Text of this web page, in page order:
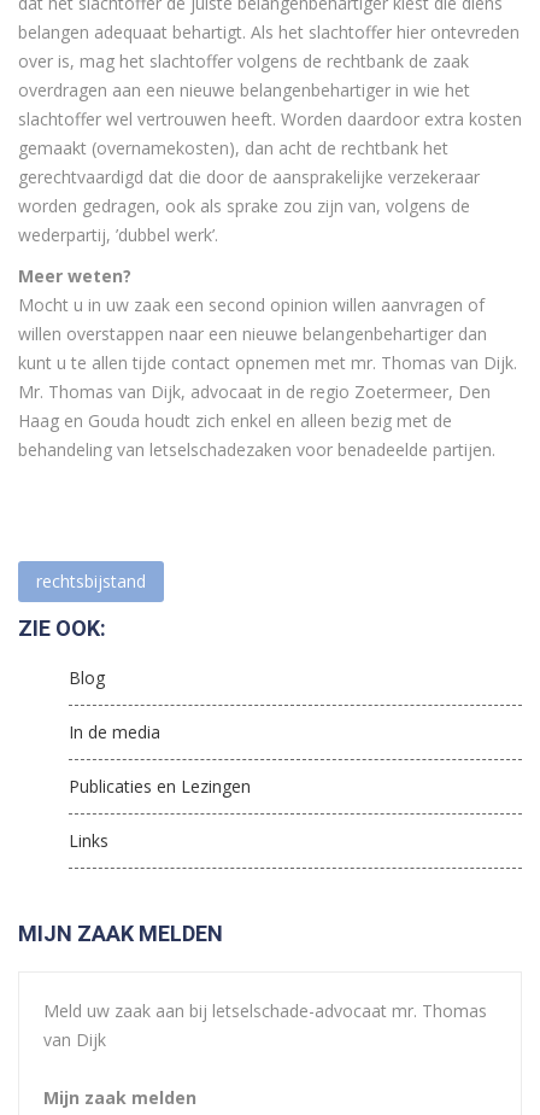
belangen adequaat behartigt. Als het slachtoffer hier ontevreden
over is, mag het slachtoffer volgens de rechtbank de zaak
overdragen aan een nieuwe belangenbehartiger in wie het
slachtoffer wel vertrouwen heeft. Worden daardoor extra kosten
gemaakt (overnamekosten), dan acht de rechtbank het
gerechtvaardigd dat die door de aansprakelijke verzekeraar
worden gedragen, ook als sprake zou zijn van, volgens de
wederpartij, ’dubbel werk’.
Meer weten?
Mocht u in uw zaak een second opinion willen aanvragen of
willen overstappen naar een nieuwe belangenbehartiger dan
kunt u te allen tijde contact opnemen met mr. Thomas van Dijk.
Mr. Thomas van Dijk, advocaat in de regio Zoetermeer, Den
Haag en Gouda houdt zich enkel en alleen bezig met de
behandeling van letselschadezaken voor benadeelde partijen.
rechtsbijstand
ZIE OOK:
Blog
In de media
Publicaties en Lezingen
Links
MIJN ZAAK MELDEN
Meld uw zaak aan bij letselschade-advocaat mr. Thomas
van Dijk
Mijn zaak melden